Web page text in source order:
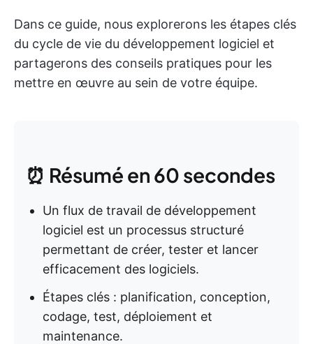
Dans ce guide, nous explorerons les étapes clés
du cycle de vie du développement logiciel et
partagerons des conseils pratiques pour les
mettre en œuvre au sein de votre équipe.
⏰ Résumé en 60 secondes
Un flux de travail de développement
logiciel est un processus structuré
permettant de créer, tester et lancer
efficacement des logiciels.
Étapes clés : planification, conception,
codage, test, déploiement et
maintenance.